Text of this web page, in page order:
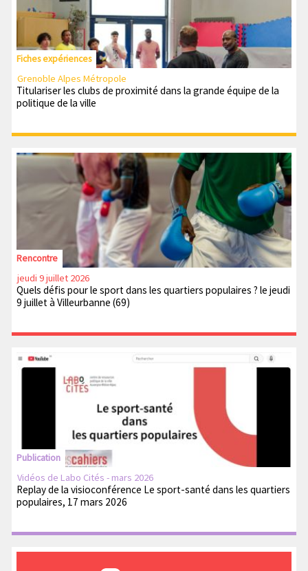
Fiches expériences
Grenoble Alpes Métropole
Titulariser les clubs de proximité dans la grande équipe de la
politique de la ville
Rencontre
jeudi 9 juillet 2026
Quels défis pour le sport dans les quartiers populaires ? le jeudi
9 juillet à Villeurbanne (69)
Publication
Vidéos de Labo Cités - mars 2026
Replay de la visioconférence Le sport-santé dans les quartiers
populaires, 17 mars 2026